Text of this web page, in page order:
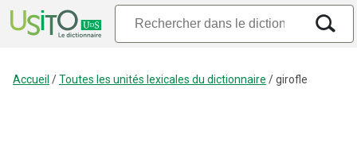
Accueil /Toutes les unités lexicales du dictionnaire /girofle